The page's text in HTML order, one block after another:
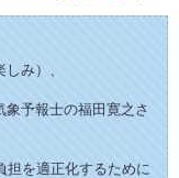
み）、
予報士の福田寛之さ
担を適正化するために